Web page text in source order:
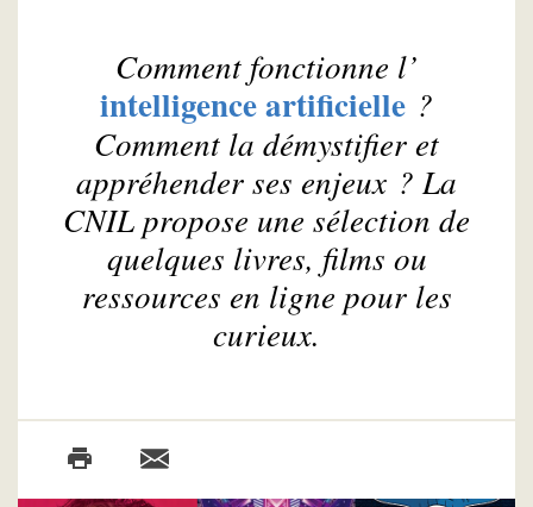
Comment fonctionne l’
intelligence artificielle ?
Comment la démystifier et
appréhender ses enjeux ? La
CNIL propose une sélection de
quelques livres, films ou
ressources en ligne pour les
curieux.